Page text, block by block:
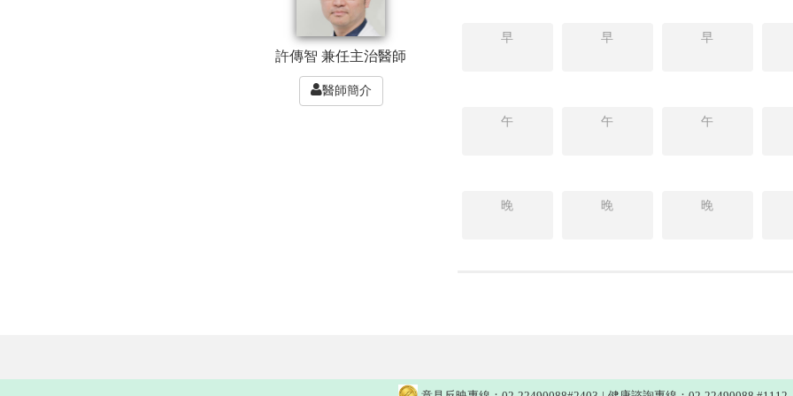
許傳智 兼任主治醫師
醫師簡介
早 早 早
午 午 午
晚 晚 晚